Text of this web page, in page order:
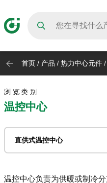
首页 / 产品 / 热力中心元件 /
浏览类别
温控中心
温控中心负责为供暖或制冷